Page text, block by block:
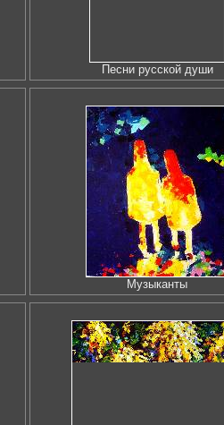
Песни русской души
Музыканты